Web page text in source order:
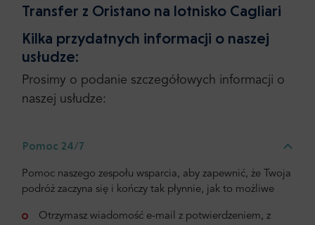
Transfer z Oristano na lotnisko Cagliari
Kilka przydatnych informacji o naszej
usłudze:
Prosimy o podanie szczegółowych informacji o
naszej usłudze:
Pomoc 24/7
Pomoc naszego zespołu wsparcia, aby zapewnić, że Twoja
podróż zaczyna się i kończy tak płynnie, jak to możliwe
Otrzymasz wiadomość e-mail z potwierdzeniem, z